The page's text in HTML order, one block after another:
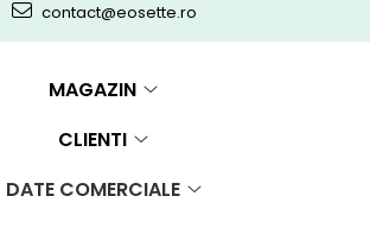
contact@eosette.ro
MAGAZIN
CLIENTI
DATE COMERCIALE